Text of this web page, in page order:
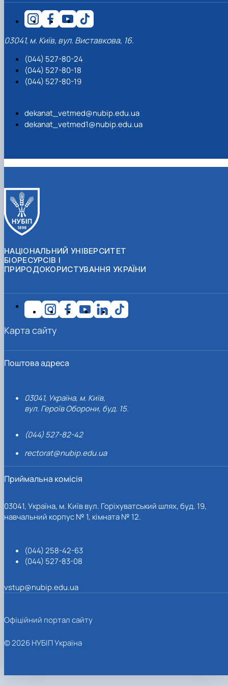
03041, м. Київ, вул. Виставкова, 16.
(044) 527-80-24
(044) 527-80-18
(044) 527-80-19
dekanat_vetmed@nubip.edu.ua
dekanat_vetmed1@nubip.edu.ua
НАЦІОНАЛЬНИЙ УНІВЕРСИТЕТ
БІОРЕСУРСІВ І
ПРИРОДОКОРИСТУВАННЯ УКРАЇНИ
Поштова адреса
03041, Україна, м. Київ,
вул. Героїв Оборони, буд. 15.
(044) 527-82-42
rectorat@nubip.edu.ua
Приймальна комісія
03041, Україна, м. Київ вул. Горіхуватський шлях, буд. 19,
навчальний корпус № 1, кімната № 12.
(044) 258-42-63
(044) 527-83-08
vstup@nubip.edu.ua
Карта сайту
Офіційний портал сайту
© 2026 НУБІП Україна